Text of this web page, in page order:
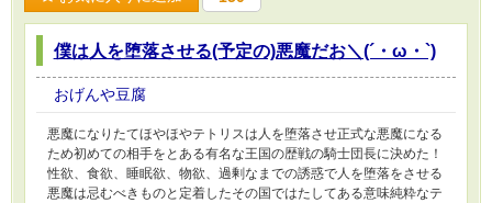
僕は人を堕落させる(予定の)悪魔だお＼(´・ω・`)
おげんや豆腐
悪魔になりたてほやほやテトリスは人を堕落させ正式な悪魔になる
ため初めての相手をとある有名な王国の歴戦の騎士団長に決めた！
性欲、食欲、睡眠欲、物欲、過剰なまでの誘惑で人を堕落をさせる
悪魔は忌むべきものと定着したその国ではたしてある意味純粋なテ